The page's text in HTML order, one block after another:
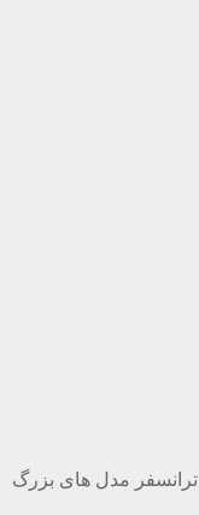
ترانسفر مدل های بزرگ